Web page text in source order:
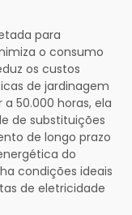
para
o consumo
os custos
de jardinagem
50.000 horas, ela
de substituições
de longo prazo
do
condições ideais
de eletricidade